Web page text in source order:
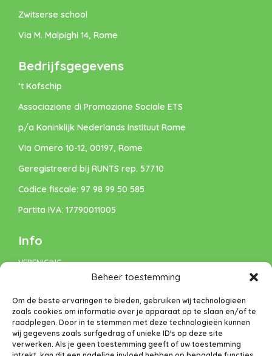
Beheer toestemming
Om de beste ervaringen te bieden, gebruiken wij technologieën
zoals cookies om informatie over je apparaat op te slaan en/of te
raadplegen. Door in te stemmen met deze technologieën kunnen
wij gegevens zoals surfgedrag of unieke ID's op deze site
verwerken. Als je geen toestemming geeft of uw toestemming
Zwitserse school
Via M. Malpighi 14, Rome
Bedrijfsgegevens
’t Kofschip
Associazione di Promozione Sociale ETS
p/a Koninklijk Nederlands Instituut Rome
Via Omero 10-12, 00197, Rome
Geregistreerd bij RUNTS rep. 57710
Codice fiscale: 97 98 99 50 585
Partita IVA: 17790011005
Info
VERENIGING
DONEREN
Privacybeleid
Cookiebeleid (EU)